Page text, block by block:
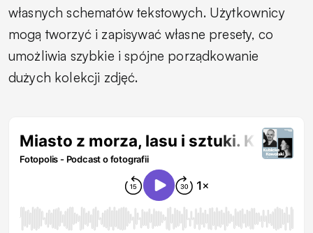
własnych schematów tekstowych. Użytkownicy
mogą tworzyć i zapisywać własne presety, co
umożliwia szybkie i spójne porządkowanie
dużych kolekcji zdjęć.